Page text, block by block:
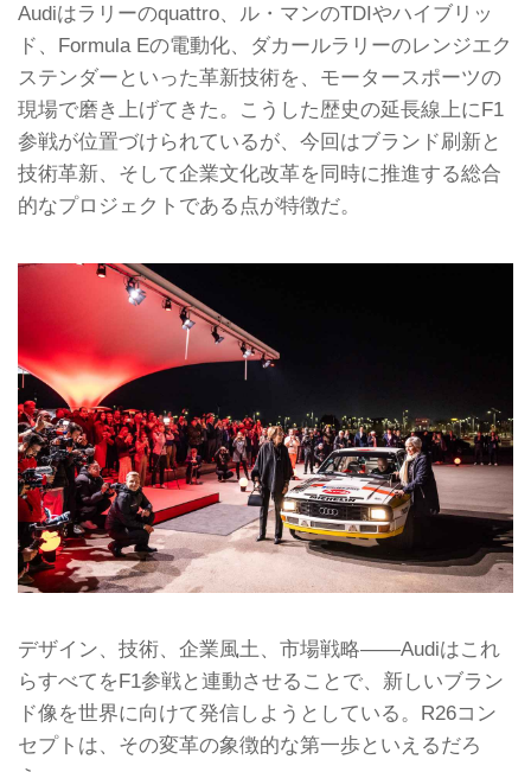
Audiはラリーのquattro、ル・マンのTDIやハイブリッ
ド、Formula Eの電動化、ダカールラリーのレンジエク
ステンダーといった革新技術を、モータースポーツの
現場で磨き上げてきた。こうした歴史の延長線上にF1
参戦が位置づけられているが、今回はブランド刷新と
技術革新、そして企業文化改革を同時に推進する総合
的なプロジェクトである点が特徴だ。
デザイン、技術、企業風土、市場戦略――Audiはこれ
らすべてをF1参戦と連動させることで、新しいブラン
ド像を世界に向けて発信しようとしている。R26コン
セプトは、その変革の象徴的な第一歩といえるだろ